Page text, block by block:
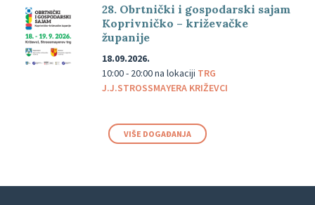
28. Obrtnički i gospodarski sajam
Koprivničko – križevačke
županije
18.09.2026.
10:00 - 20:00na lokaciji TRG
J.J.STROSSMAYERA KRIŽEVCI
VIŠE DOGAĐANJA